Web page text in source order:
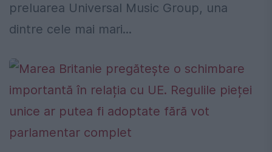
preluarea Universal Music Group, una
dintre cele mai mari...